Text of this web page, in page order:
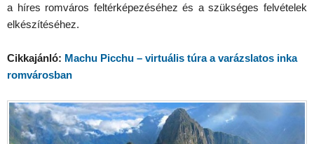
a híres romváros feltérképezéséhez és a szükséges felvételek
elkészítéséhez.
Cikkajánló: Machu Picchu – virtuális túra a varázslatos inka
romvárosban